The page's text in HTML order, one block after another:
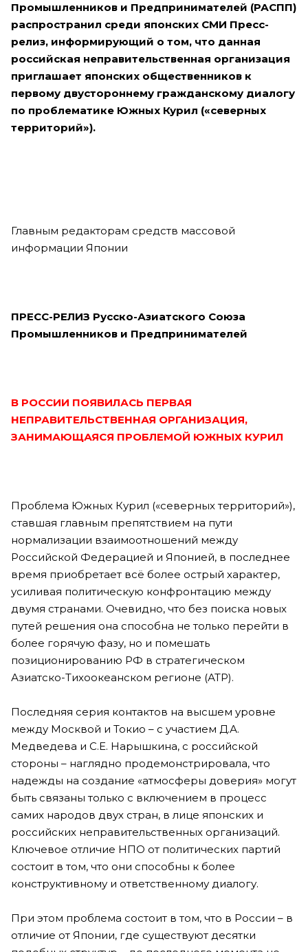
Промышленников и Предпринимателей (РАСПП)
распространил среди японских СМИ Пресс-
релиз, информирующий о том, что данная
российская неправительственная организация
приглашает японских общественников к
первому двустороннему гражданскому диалогу
по проблематике Южных Курил («северных
территорий»).
Главным редакторам средств массовой
информации Японии
ПРЕСС-РЕЛИЗ Русско-Азиатского Союза
Промышленников и Предпринимателей
В РОССИИ ПОЯВИЛАСЬ ПЕРВАЯ
НЕПРАВИТЕЛЬСТВЕННАЯ ОРГАНИЗАЦИЯ,
ЗАНИМАЮЩАЯСЯ ПРОБЛЕМОЙ ЮЖНЫХ КУРИЛ
Проблема Южных Курил («северных территорий»),
ставшая главным препятствием на пути
нормализации взаимоотношений между
Российской Федерацией и Японией, в последнее
время приобретает всё более острый характер,
усиливая политическую конфронтацию между
двумя странами. Очевидно, что без поиска новых
путей решения она способна не только перейти в
более горячую фазу, но и помешать
позиционированию РФ в стратегическом
Азиатско-Тихоокеанском регионе (АТР).
Последняя серия контактов на высшем уровне
между Москвой и Токио – с участием Д.А.
Медведева и С.Е. Нарышкина, с российской
стороны – наглядно продемонстрировала, что
надежды на создание «атмосферы доверия» могут
быть связаны только с включением в процесс
самих народов двух стран, в лице японских и
российских неправительственных организаций.
Ключевое отличие НПО от политических партий
состоит в том, что они способны к более
конструктивному и ответственному диалогу.
При этом проблема состоит в том, что в России – в
отличие от Японии, где существуют десятки